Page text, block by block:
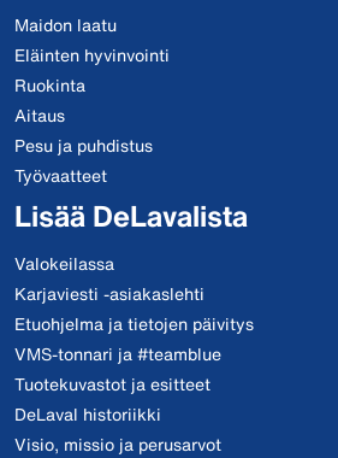
Maidon laatu
Eläinten hyvinvointi
Ruokinta
Aitaus
Pesu ja puhdistus
Työvaatteet
Lisää DeLavalista
Valokeilassa
Karjaviesti -asiakaslehti
Etuohjelma ja tietojen päivitys
VMS-tonnari ja #teamblue
Tuotekuvastot ja esitteet
DeLaval historiikki
Visio, missio ja perusarvot